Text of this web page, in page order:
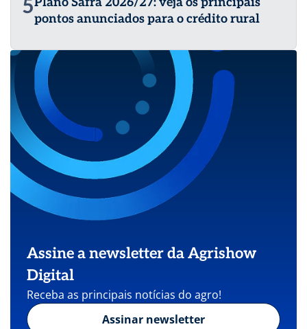
5pontos anunciados para o crédito rural
Assine a newsletter da Agrishow
Digital
Receba as principais notícias do agro!
Assinar newsletter